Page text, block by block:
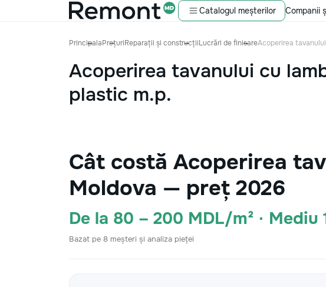
Catalogul meșterilor Companii
PrincipalaPrețuriReparații și construcțiiLucrări de finisareAcoperirea
Acoperirea tavanului cu
plastic m.p.
Cât costă Acoperirea
Moldova — preț 2026
De la 80 – 200 MDL/m² · Mediu
Bazat pe 8 meșteri și analiza pieței